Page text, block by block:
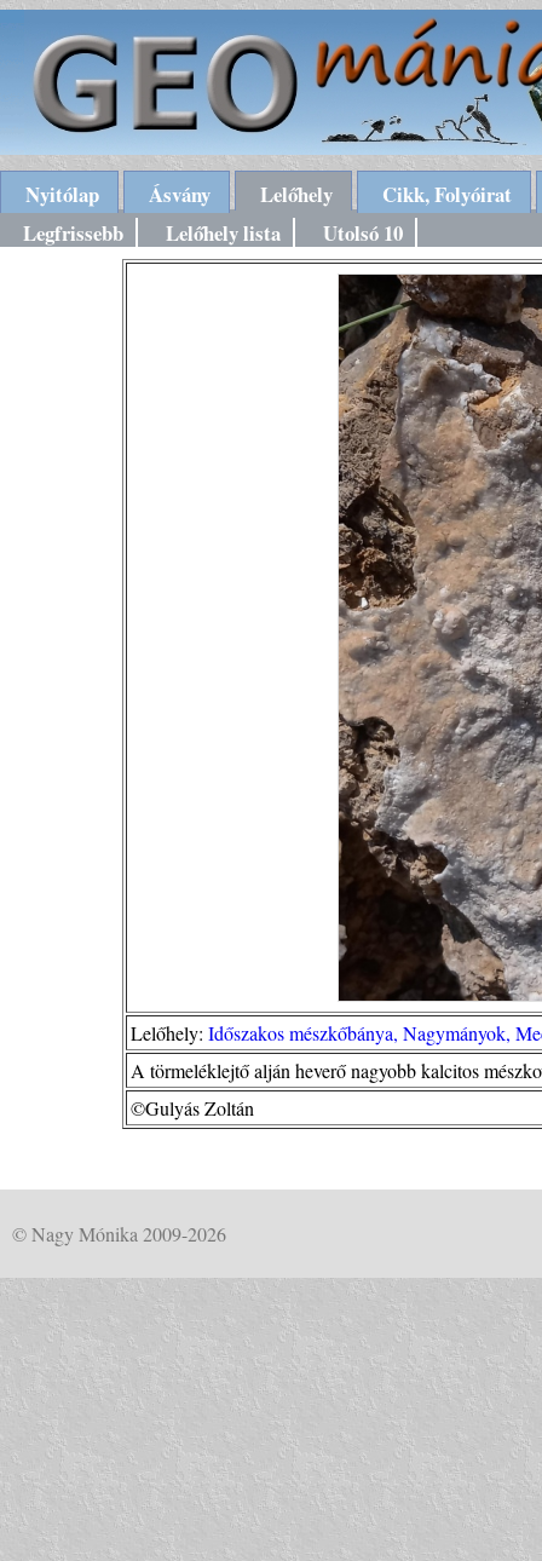
Nyitólap Ásvány Lelőhely
Cikk, Folyóirat
Legfrissebb
Lelőhely lista Utolsó 10
Lelőhely: Időszakos mészkőbánya, Nagymányok,
A törmeléklejtő alján heverő nagyobb kalcitos
©Gulyás Zoltán
© Nagy Mónika 2009-2026